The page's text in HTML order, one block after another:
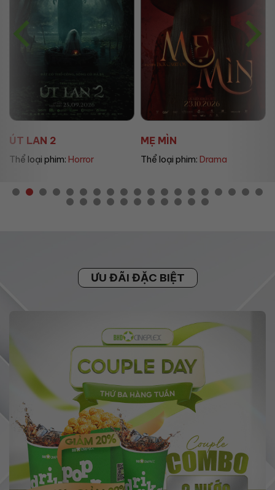
ÚT LAN 2
Thể loại phim: Horror
MẸ MÌN
Thể loại phim: Drama
ƯU ĐÃI ĐẶC BIỆT